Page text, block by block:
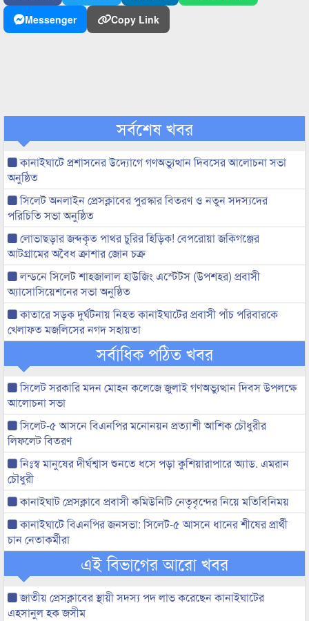
Messenger
Copy Link
সর্বশেষ খবর
কানাইঘাটে প্রশাসনের উদ্যোগে গণঅভ্যুত্থান দিবসের আলোচনা সভা
অনুষ্ঠিত
সিলেট অনলাইন প্রেসক্লাবের পুরস্কার বিতরণ ও নতুন সদস্যদের
পরিচিতি সভা অনুষ্ঠিত
লোভাছড়ার জব্দকৃত পাথর চুরির হিড়িক! বেপরোয়া জকিগঞ্জের
আটগ্রামের অবৈধ ক্রাশার জোন চক্র
লন্ডনে সিলেট শাহজালাল হাউজিং এস্টেটস (উপশহর) প্রবাসী
অ্যাসোসিয়েশনের সভা অনুষ্ঠিত
কাতারে সড়ক দুর্ঘটনায় নিহত কানাইঘাটের প্রবাসী পাঁচ পরিবারকে
খেলাফত মজলিসের নগদ সহায়তা
সর্বাধিক পঠিত খবর
সিলেট সরকারি মদন মোহন কলেজে জুলাই গণঅভ্যুত্থান দিবস উপলক্ষে
আলোচনা সভা
সিলেট-৫ আসনে বিএনপির মনোনয়ন প্রত্যাশী আশিক চৌধুরীর
লিফলেট বিতরণ
নিঃস্ব মানুষের দীর্ঘশ্বাস শুনতে ধসে পড়া কুশিয়ারাপারে অ্যাড. এমরান
চৌধুরী
কানাইঘাট প্রেসক্লাবে প্রবাসী কমিউনিটি নেতৃবৃন্দের নিয়ে মতিবিনিময়
কানাইঘাটে বিএনপির জনসভা: সিলেট-৫ আসনে ধানের শীষের প্রার্থী
চান নেতাকর্মীরা
এই বিভাগের আরো খবর
জাতীয় প্রেসক্লাবের স্থায়ী সদস্য পদ লাভ করেছেন কানাইঘাটের
এহসানুল হক জসীম